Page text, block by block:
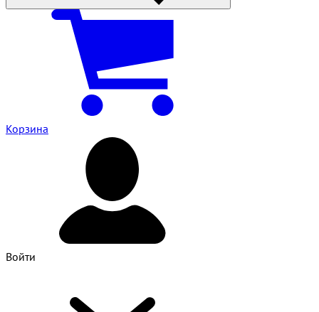
Корзина
Войти